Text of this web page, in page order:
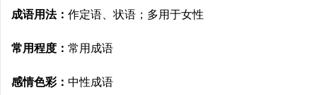
成语用法： 作定语、状语；多用于女性
常用程度： 常用成语
感情色彩： 中性成语